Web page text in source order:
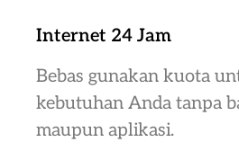
Internet 24 Jam
Bebas gunakan kuota
kebutuhan Anda tanpa
maupun aplikasi.